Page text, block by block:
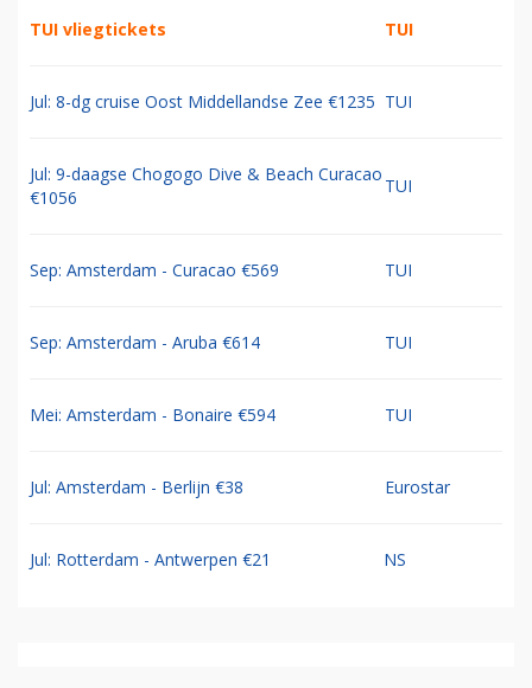
TUI vliegtickets TUI
Jul: 8-dg cruise Oost Middellandse Zee €1235 TUI
Jul: 9-daagse Chogogo Dive & Beach Curacao
€1056
TUI
Sep: Amsterdam - Curacao €569 TUI
Sep: Amsterdam - Aruba €614 TUI
Mei: Amsterdam - Bonaire €594 TUI
Jul: Amsterdam - Berlijn €38 Eurostar
Jul: Rotterdam - Antwerpen €21 NS